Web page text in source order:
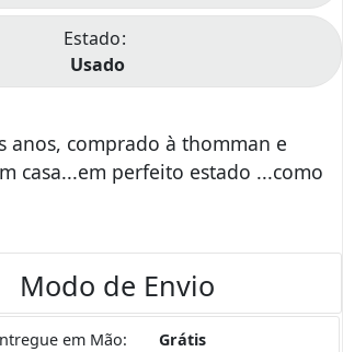
Estado
Usado
anos, comprado à thomman e
casa...em perfeito estado ...como
Modo de Envio
em Mão: Grátis